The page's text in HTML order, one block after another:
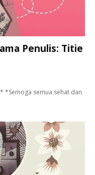
Penulis: Titie
*Semoga semua sehat dan